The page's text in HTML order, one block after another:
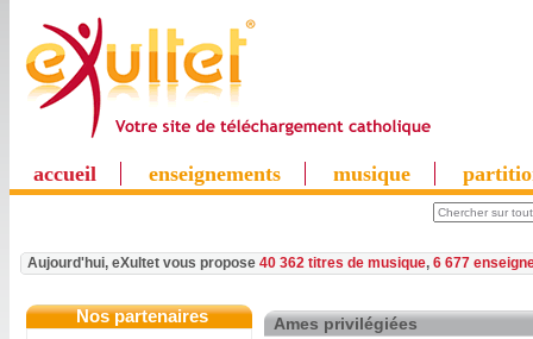
accueil enseignements musique
Aujourd'hui, eXultet vous propose 40 362 titres de musique, 6 677
Nos partenaires Ames privilégiées